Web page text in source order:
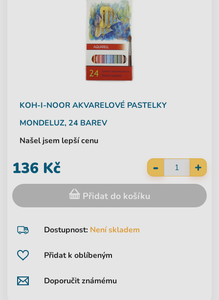
KOH-I-NOOR AKVARELOVÉ PASTELKY
MONDELUZ, 24 BAREV
Našel jsem lepší cenu
Přidat k oblíbeným
Doporučit známému
Dostupnost: Není skladem
- +
136 Kč
Přidat do košíku